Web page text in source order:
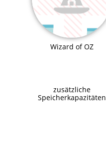
Wizard of OZ
zusätzliche
Speicherkapazitäten